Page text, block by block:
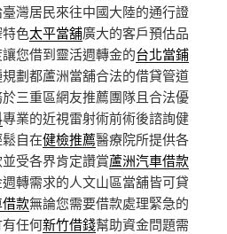
灣居民來往中國大陸的通行證
色太平當舖廣大的客戶預估品
您借到靈活週轉金的台北當鋪
劃都蘆洲當舖合法的借貸管道
三重區網友推薦團隊且合法優
專業的近視雷射術前術後諮詢健
自在健檢推薦醫療院所提供各
受各界肯定讚賞蘆洲汽車借款
轉需求的人文山區當舖皆可貸
款無論您需要借款處理緊急的
任何新竹借錢幫助資金問題需